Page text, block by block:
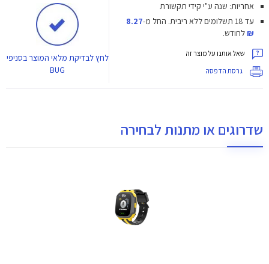
אחריות: שנה ע"י קידי תקשורת
עד 18 תשלומים ללא ריבית.
החל מ-8.27
₪לחודש.
שאל אותנו על מוצר זה
גרסת הדפסה
לחץלבדיקת מלאי המוצר בסניפי
BUG
שדרוגים או מתנות לבחירה